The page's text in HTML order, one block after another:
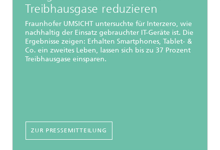
Treibhausgase reduzieren
Fraunhofer UMSICHT untersuchte für Interzero, wie
nachhaltig der Einsatz gebrauchter IT-Geräte ist. Die
Ergebnisse zeigen: Erhalten Smartphones, Tablet- &
Co. ein zweites Leben, lassen sich bis zu 37 Prozent
Treibhausgase einsparen.
ZUR PRESSEMITTEILUNG